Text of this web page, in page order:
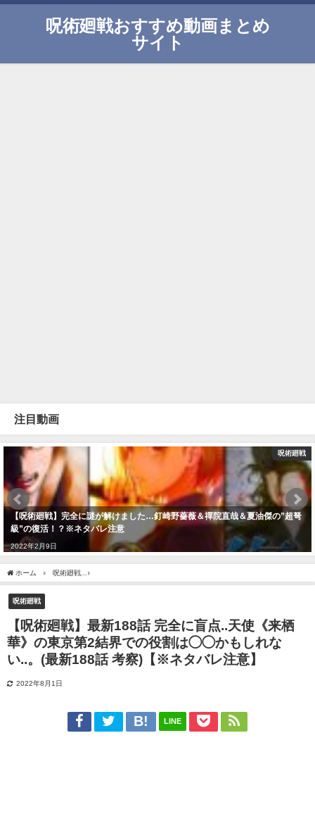
呪術廻戦おすすめ動画まとめ
サイト
注目動画
呪術廻戦
【呪術廻戦】完全に謎が解けました…釘崎野薔薇＆禪院直哉＆夏油傑の”超弩
級”の復活！？※ネタバレ注意
2022年2月9日
ホーム 呪術廻戦
呪術廻戦
【呪術廻戦】最新188話 完全に盲点..天使《来栖
華》の東京第2結界での役割は◯◯かもしれな
い..。(最新188話 考察)【※ネタバレ注意】
2022年8月1日
LINE